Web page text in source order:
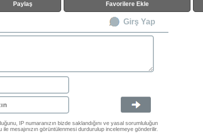
Paylaş Favorilere Ekle
Girş Yap
IP numaranızın bizde saklandığını ve yasal sorumluluğun
mesajınızın görüntülenmesi durdurulup incelemeye gönderilir.